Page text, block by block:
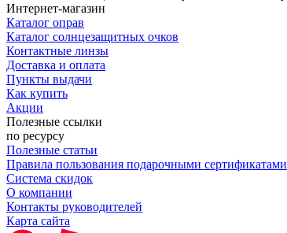
Интернет-магазин
Каталог оправ
Каталог солнцезащитных очков
Контактные линзы
Доставка и оплата
Пункты выдачи
Как купить
Акции
Полезные ссылки
по ресурсу
Полезные статьи
Правила пользования подарочными сертификатами
Система скидок
О компании
Контакты руководителей
Карта сайта